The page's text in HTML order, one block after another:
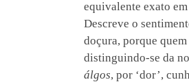
equivalente exato
Descreve o
doçura, porque
distinguindo-se da
álgos, por ‘dor’,